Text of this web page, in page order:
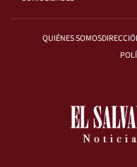
QUIÉNES SOMOS